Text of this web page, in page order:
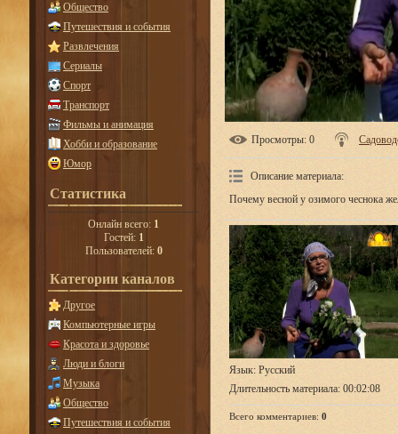
Общество
Путешествия и события
Развлечения
Сериалы
Спорт
Транспорт
Фильмы и анимация
Хобби и образование
Юмор
Статистика
Онлайн всего: 1
Гостей: 1
Пользователей: 0
Категории каналов
Другое
Компьютерные игры
Красота и здоровье
Люди и блоги
Музыка
Общество
Путешествия и события
Просмотры: 0
Описание материала:
Почему весной у озимого чеснока
Язык: Русский
Длительность материала: 00:02:08
Всего комментариев: 0